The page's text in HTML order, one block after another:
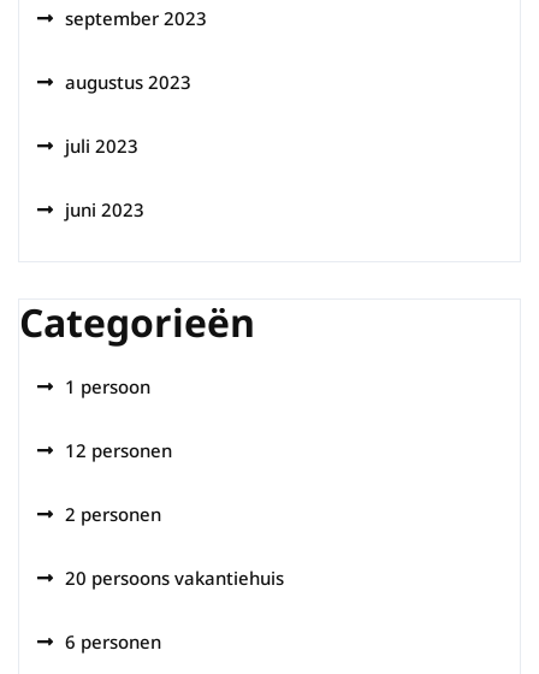
september 2023
augustus 2023
juli 2023
juni 2023
Categorieën
1 persoon
12 personen
2 personen
20 persoons vakantiehuis
6 personen